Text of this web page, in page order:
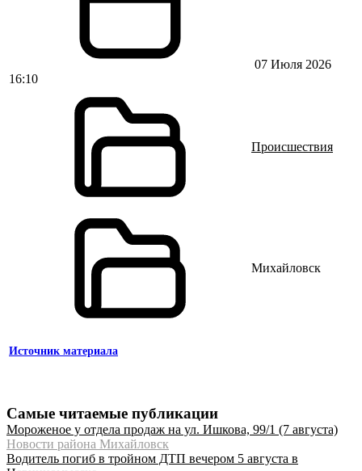
07 Июля 2026
16:10
Происшествия
Михайловск
Источник материала
Самые читаемые публикации
Мороженое у отдела продаж на ул. Ишкова, 99/1 (7 августа)
Новости района Михайловск
Водитель погиб в тройном ДТП вечером 5 августа в